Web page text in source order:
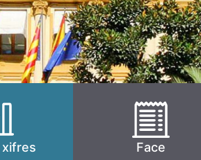
xifres Face